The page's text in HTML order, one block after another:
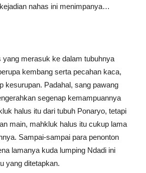
nahas ini menimpanya…
yang merasuk ke dalam tubuhnya
kembang serta pecahan kaca,
kesurupan. Padahal, sang pawang
segenap kemampuannya
halus itu dari tubuh Ponaryo, tetapi
main, mahkluk halus itu cukup lama
Sampai-sampai para penonton
lamanya kuda lumping Ndadi ini
yang ditetapkan.